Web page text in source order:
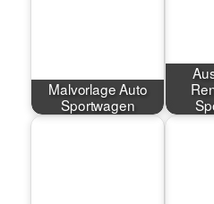
Malvorlage Auto
Sportwagen